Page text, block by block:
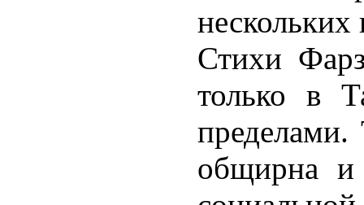
нескольких
Стихи
только в
пределами.
общирна и